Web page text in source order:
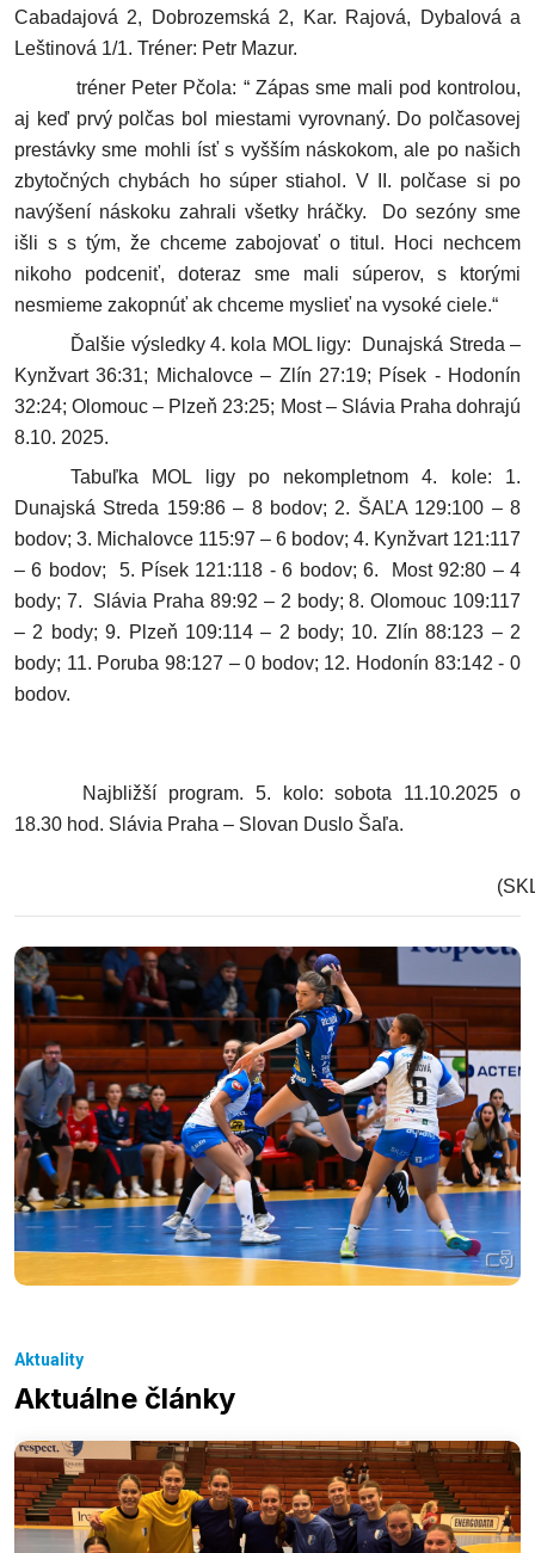
Cabadajová 2, Dobrozemská 2, Kar. Rajová, Dybalová a
Leštinová 1/1. Tréner: Petr Mazur.
tréner Peter Pčola: “ Zápas sme mali pod kontrolou,
aj keď prvý polčas bol miestami vyrovnaný. Do polčasovej
prestávky sme mohli ísť s vyšším náskokom, ale po našich
zbytočných chybách ho súper stiahol. V II. polčase si po
navýšení náskoku zahrali všetky hráčky. Do sezóny sme
išli s s tým, že chceme zabojovať o titul. Hoci nechcem
nikoho podceniť, doteraz sme mali súperov, s ktorými
nesmieme zakopnúť ak chceme myslieť na vysoké ciele.“
Ďalšie výsledky 4. kola MOL ligy: Dunajská Streda –
Kynžvart 36:31; Michalovce – Zlín 27:19; Písek - Hodonín
32:24; Olomouc – Plzeň 23:25; Most – Slávia Praha dohrajú
8.10. 2025.
Tabuľka MOL ligy po nekompletnom 4. kole: 1.
Dunajská Streda 159:86 – 8 bodov; 2. ŠAĽA 129:100 – 8
bodov; 3. Michalovce 115:97 – 6 bodov; 4. Kynžvart 121:117
– 6 bodov; 5. Písek 121:118 - 6 bodov; 6. Most 92:80 – 4
body; 7. Slávia Praha 89:92 – 2 body; 8. Olomouc 109:117
– 2 body; 9. Plzeň 109:114 – 2 body; 10. Zlín 88:123 – 2
body; 11. Poruba 98:127 – 0 bodov; 12. Hodonín 83:142 - 0
bodov.
Najbližší program. 5. kolo: sobota 11.10.2025 o
18.30 hod. Slávia Praha – Slovan Duslo Šaľa.
Aktuality
Aktuálne články